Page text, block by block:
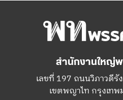
สำนักงานใหญ่พ
เลขที่ 197 ถนนวิภาวดีรั
เขตพญาไท กรุงเท